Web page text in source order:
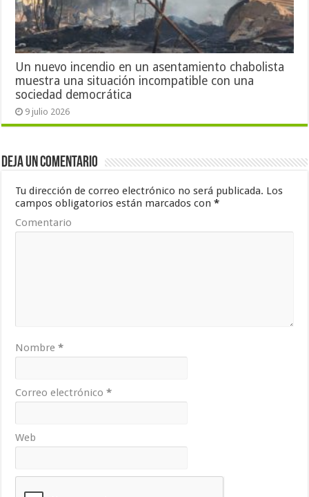
Un nuevo incendio en un asentamiento chabolista
muestra una situación incompatible con una
sociedad democrática
9 julio 2026
Deja un comentario
Tu dirección de correo electrónico no será publicada. Los
campos obligatorios están marcados con*
Comentario
Nombre*
Correo electrónico*
Web